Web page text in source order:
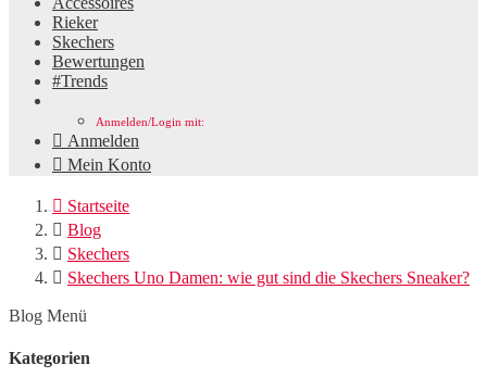
Rieker
Skechers
Bewertungen
#Trends
Anmelden/Login mit:
 Anmelden
 Mein Konto
 Startseite
 Blog
 Skechers
 Skechers Uno Damen: wie gut sind die Skechers Sneaker?
Blog Menü
Kategorien